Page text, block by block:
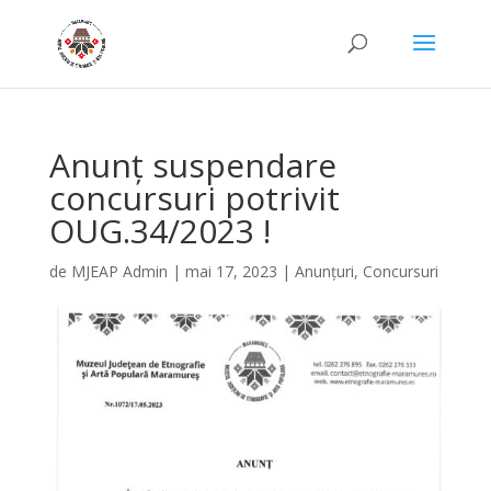
Anunț suspendare
concursuri potrivit
OUG.34/2023 !
de MJEAP Admin | mai 17, 2023 | Anunțuri, Concursuri